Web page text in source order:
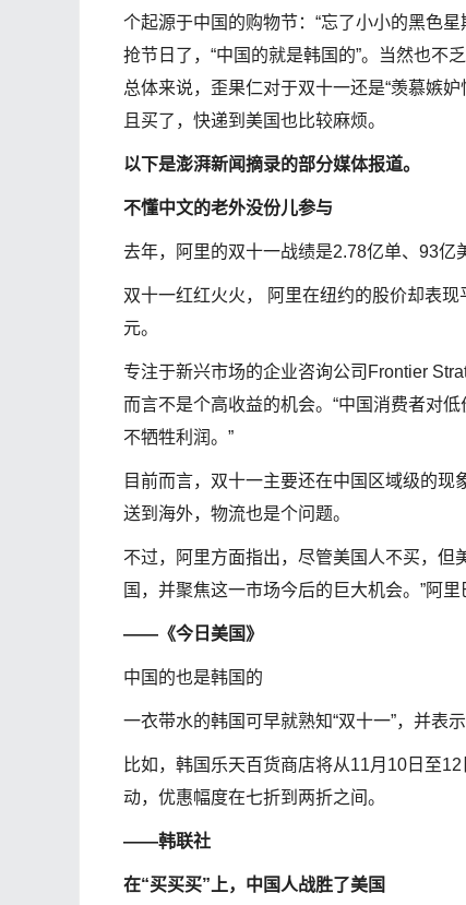
个起源于中国的购物节：“忘了小小的黑色
抢节日了，“中国的就是韩国的”。当然也不
总体来说，歪果仁对于双十一还是“羡慕嫉
且买了，快递到美国也比较麻烦。
以下是澎湃新闻摘录的部分媒体报道。
不懂中文的老外没份儿参与
去年，阿里的双十一战绩是2.78亿单、93亿
双十一红红火火， 阿里在纽约的股价却表
元。
专注于新兴市场的企业咨询公司Frontier
而言不是个高收益的机会。“中国消费者对
不牺牲利润。”
目前而言，双十一主要还在中国区域级的
送到海外，物流也是个问题。
不过，阿里方面指出，尽管美国人不买，但
国，并聚焦这一市场今后的巨大机会。”阿
——《今日美国》
中国的也是韩国的
一衣带水的韩国可早就熟知“双十一”，并表
比如，韩国乐天百货商店将从11月10日至
动，优惠幅度在七折到两折之间。
——韩联社
在“买买买”上，中国人战胜了美国